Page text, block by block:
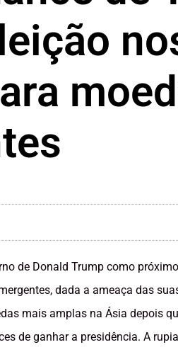
de Donald Trump como
dada a ameaça das
mais amplas na Ásia depois
de ganhar a presidência. A